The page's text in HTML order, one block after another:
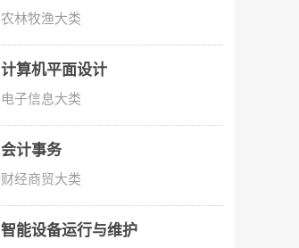
农林牧渔大类
计算机平面设计
电子信息大类
会计事务
财经商贸大类
智能设备运行与维护